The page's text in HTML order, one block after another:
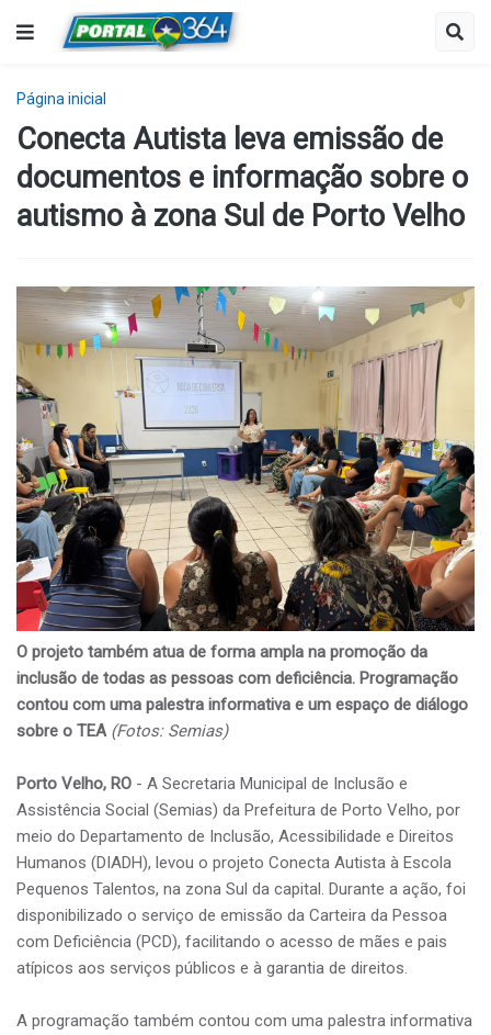
Página inicial
Conecta Autista leva emissão de
documentos e informação sobre o
autismo à zona Sul de Porto Velho
O projeto também atua de forma ampla na promoção da
inclusão de todas as pessoas com deficiência. Programação
contou com uma palestra informativa e um espaço de diálogo
sobre o TEA (Fotos: Semias)
Porto Velho, RO - A Secretaria Municipal de Inclusão e
Assistência Social (Semias) da Prefeitura de Porto Velho, por
meio do Departamento de Inclusão, Acessibilidade e Direitos
Humanos (DIADH), levou o projeto Conecta Autista à Escola
Pequenos Talentos, na zona Sul da capital. Durante a ação, foi
disponibilizado o serviço de emissão da Carteira da Pessoa
com Deficiência (PCD), facilitando o acesso de mães e pais
atípicos aos serviços públicos e à garantia de direitos.
A programação também contou com uma palestra informativa